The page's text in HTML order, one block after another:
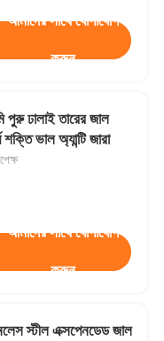
আমাদের সাথে যোগাযোগ
করুন
পুরু ঢালাই তারের জাল
ভাল অ্যান্টি জারা
আমাদের সাথে যোগাযোগ
করুন
স্টীল এক্সপেনডেড জাল